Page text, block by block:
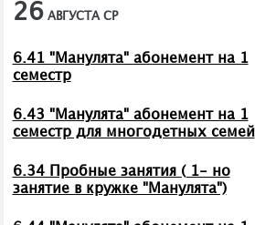
26АВГУСТА СР
6.41 "Манулята" абонемент на 1
семестр
6.43 "Манулята" абонемент на 1
семестр для многодетных семей
6.34 Пробные занятия ( 1- но
занятие в кружке "Манулята")